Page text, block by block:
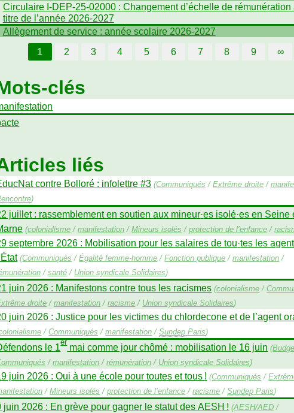
Circulaire I-DEP-25-02000 : Changement d’échelle de rémunération
titre de l’année 2026-2027
Allègement de service : année scolaire 2026-2027
1
2 3 4 5 6 7 8 9 ∞
clés
liés
contre Bolloré : infolettre #3 (Communiqués /Extrême droite /
)
juillet : rassemblement en soutien aux mineur·es isolé·es en Seine
(colonialisme /manifestation /Mineurs isolés /protection de l’enfance /
septembre 2026 : Mobilisation pour les salaires de tou·tes les agent
(Communiqués /Égalité femme-homme /Fonction publique /manifestation /
/santé / Union syndicale Solidaires)
juin 2026 : Manifestons contre tous les racismes (colonialisme /
droite/manifestation /racisme / Union syndicale Solidaires)
juin 2026 : Justice pour les victimes du chlordecone et de l’agent
/Communiqués /manifestation /Sundep Paris)
le 1ermai comme jour chômé : mobilisation le 16 juin (
/manifestation /rémunération / Union syndicale Solidaires)
juin 2026 : Oui à une école pour toutes et tous ! (Communiqués /
/Mineurs isolés /protection de l’enfance /racisme /Sundep Paris)
juin 2026 : En grève pour gagner le statut desAESH ! (AESH/AED /